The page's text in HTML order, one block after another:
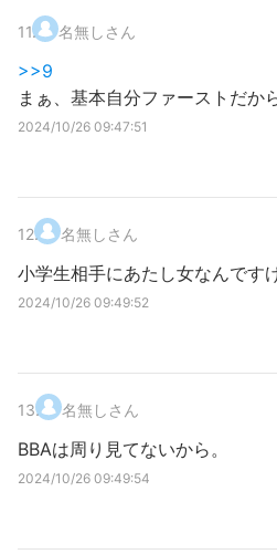
11. 名無しさん
>>9
まぁ、基本自分ファーストだか
2024/10/26 09:47:51
12. 名無しさん
小学生相手にあたし女なんです
2024/10/26 09:49:52
13. 名無しさん
BBAは周り見てないから。
2024/10/26 09:49:54